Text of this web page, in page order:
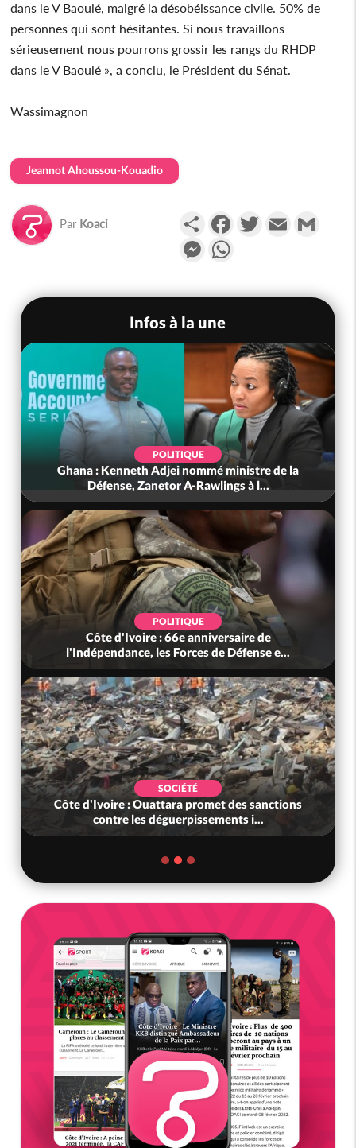
dans le V Baoulé, malgré la désobéissance civile. 50% de
personnes qui sont hésitantes. Si nous travaillons
sérieusement nous pourrons grossir les rangs du RHDP
dans le V Baoulé », a conclu, le Président du Sénat.
Wassimagnon
Jeannot Ahoussou-Kouadio
Par Koaci PartagerFacebookTwitterEmail
Messenger
Infos à la une
POLITIQUE
Cameroun : Décès à 86 ans de BAH Oumarou
Sanda pilier du conseil constituti...
SPORT
Côte d'Ivoire : De retour chez les Eléphants,
Renard : « Nous devons être e...
SOCIÉTÉ
Côte d'Ivoire : 02 gendarmes honorés, l'un
pour saisie significative d'arme...